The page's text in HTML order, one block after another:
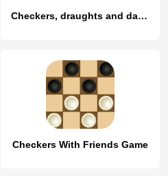
Checkers, draughts and dama
Checkers With Friends Game